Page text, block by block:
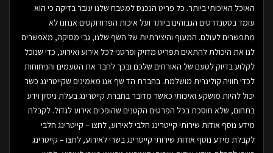
האוכל האיכותי ביותר. כל פריט הנכנס למטבח שלנו עובר בדיקה כי הוא
עומד בסטנדרטים הגבוהים ביותר ועל איכות הפרודוקטים אנחנו לא
מתפשרים לעולם. המעוף והיצירתיות של השף שלנו, גבי מסיקה, מאפשרים
לנו את היכולת להתאים תפריט מדויק ופרטני לכל אירוע ואירוע, כדי שנוכל
לקלוע בדיוק לטעם של האורחים שלכם ובכך לחבר את הטעמים והניחוחות
לכדי חוויה קולינרית מושלמת. בחברת הד שף אנו מאמינים שקייטרינג כשר
יכול להיות מושקע ואיכותי כאשר מדובר בחברת קייטרינג בעלת ניסיון וידע
בתחום, שלא חוסכת בכל הפרטים הקטנים שהופכים אירוע לגדול. לקבלת
מידע נוסף אודות שירותי קייטרינג חלבי לאירוע, לחצו – קייטרינג חלבי
לקבלת מידע נוסף אודות שירותי קייטרינג בשרי לאירוע, לחצו – קייטרינג